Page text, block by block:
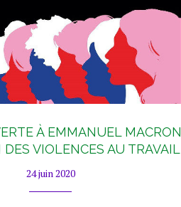
À EMMANUEL MACRON
VIOLENCES AU TRAVAIL
24 juin 2020